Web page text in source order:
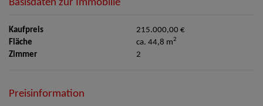
Basisdaten zur Immobilie
Kaufpreis
215.000,00 €
Fläche
ca. 44,8 m2
Zimmer 2
Preisinformation